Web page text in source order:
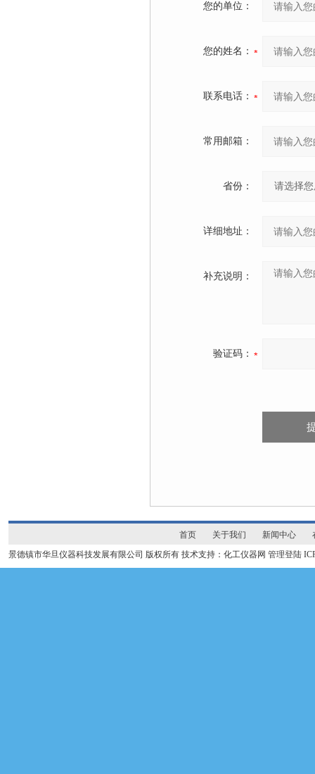
您的单位：
您的姓名：
联系电话：
常用邮箱：
省份：
详细地址：
补充说明：
验证码：
首页 关于我们 新闻中心
景德镇市华旦仪器科技发展有限公司 版权所有 技术支持：化工仪器网 管理登陆